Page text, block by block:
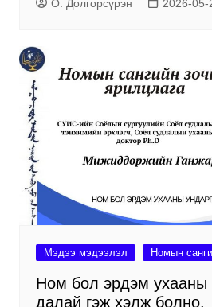
О. Долгорсүрэн 2026-05-
Мэдээ мэдээлэл Номын
Ном бол эрдэм ухааны
далай гэж хэлж болно.